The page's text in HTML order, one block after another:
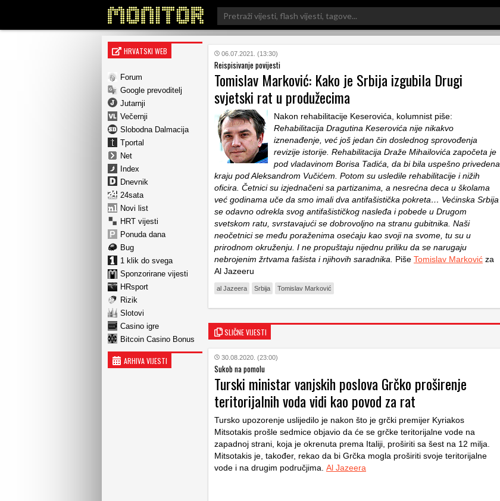
Search
for:
HRVATSKI WEB
Forum
Google prevoditelj
Jutarnji
Večernji
Slobodna Dalmacija
Tportal
Net
Index
Dnevnik
24sata
Novi list
HRT vijesti
Ponuda dana
Bug
1 klik do svega
Sponzorirane vijesti
HRsport
Rizik
Slotovi
Casino igre
Bitcoin Casino Bonus
ARHIVA VIJESTI
06.07.2021. (13:30)
Reispisivanje povijesti
Tomislav Marković: Kako je Srbija izgubila Drugi
svjetski rat u produžecima
Nakon rehabilitacije Keserovića, kolumnist piše:
Rehabilitacija Dragutina Keserovića nije nikakvo
iznenađenje, već još jedan čin doslednog sprovođenja
revizije istorije. Rehabilitacija Draže Mihailovića započeta je
pod vladavinom Borisa Tadića, da bi bila uspešno privedena
kraju pod Aleksandrom Vučićem. Potom su usledile rehabilitacije i nižih
oficira. Četnici su izjednačeni sa partizanima, a nesrećna deca u školama
već godinama uče da smo imali dva antifašistička pokreta… Većinska Srbija
se odavno odrekla svog antifašističkog nasleđa i pobede u Drugom
svetskom ratu, svrstavajući se dobrovoljno na stranu gubitnika. Naši
neočetnici se među poraženima osećaju kao svoji na svome, tu su u
prirodnom okruženju. I ne propuštaju nijednu priliku da se narugaju
nebrojenim žrtvama fašista i njihovih saradnika. Piše Tomislav Marković za
Al Jazeeru
al Jazeera Srbija Tomislav Marković
SLIČNE VIJESTI
30.08.2020. (23:00)
Sukob na pomolu
Turski ministar vanjskih poslova Grčko proširenje
teritorijalnih voda vidi kao povod za rat
Tursko upozorenje uslijedilo je nakon što je grčki premijer Kyriakos
Mitsotakis prošle sedmice objavio da će se grčke teritorijalne vode na
zapadnoj strani, koja je okrenuta prema Italiji, proširiti sa šest na 12 milja.
Mitsotakis je, također, rekao da bi Grčka mogla proširiti svoje teritorijalne
vode i na drugim područjima. Al Jazeera